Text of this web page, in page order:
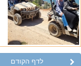
לדף הקודם